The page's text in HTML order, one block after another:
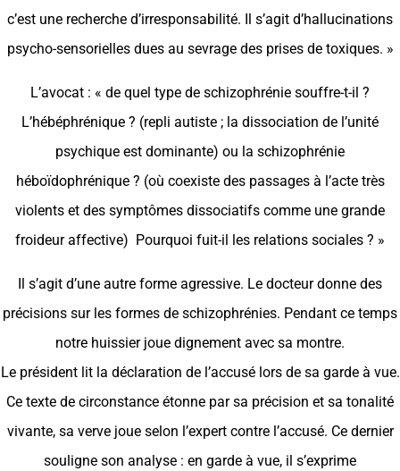
c’est une recherche d’irresponsabilité. Il s’agit d’hallucinations
psycho-sensorielles dues au sevrage des prises de toxiques. »
L’avocat : « de quel type de schizophrénie souffre-t-il ?
L’hébéphrénique ? (repli autiste ; la dissociation de l’unité
psychique est dominante) ou la schizophrénie
héboïdophrénique ? (où coexiste des passages à l’acte très
violents et des symptômes dissociatifs comme une grande
froideur affective) Pourquoi fuit-il les relations sociales ? »
Il s’agit d’une autre forme agressive. Le docteur donne des
précisions sur les formes de schizophrénies. Pendant ce temps
notre huissier joue dignement avec sa montre.
Le président lit la déclaration de l’accusé lors de sa garde à vue.
Ce texte de circonstance étonne par sa précision et sa tonalité
vivante, sa verve joue selon l’expert contre l’accusé. Ce dernier
souligne son analyse : en garde à vue, il s’exprime